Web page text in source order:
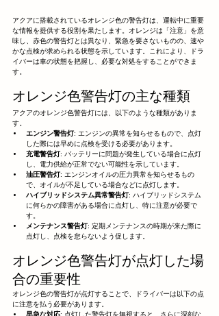
アクアに搭載されているオレンジ色の警告灯は、運転中に重要
な情報を提供する役割を果たします。オレンジは「注意」を意
味し、赤色の警告灯とは異なり、緊急を要さないものの、速や
かな点検が求められる状態を示しています。これにより、ドラ
イバーは車の状態を把握し、必要な対処をすることができま
す。
オレンジ色警告灯の主な種類
アクアのオレンジ色警告灯には、以下のような種類がありま
す。
エンジン警告灯: エンジンの異常を知らせるもので、点灯
した際には早めに点検を受ける必要があります。
充電警告灯: バッテリーに問題が発生している場合に点灯
し、電力供給が正常でない可能性を示しています。
油圧警告灯: エンジンオイルの圧力異常を知らせるもの
で、オイルが不足している場合などに点灯します。
ハイブリッドシステム異常警告灯: ハイブリッドシステム
に何らかの障害がある場合に点灯し、特に注意が必要で
す。
メンテナンス警告灯: 定期メンテナンスの時期が来た際に
点灯し、点検を怠らないよう促します。
オレンジ色警告灯が点灯した場
合の重要性
オレンジ色の警告灯が点灯することで、ドライバーは以下の点
に注意を払う必要があります。
早急な対応: 点灯した警告灯を無視すると、さらに深刻な